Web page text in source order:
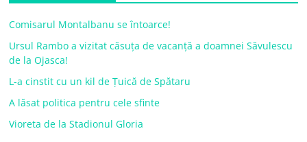
Comisarul Montalbanu se întoarce!
Ursul Rambo a vizitat căsuța de vacanță a doamnei Săvulescu
de la Ojasca!
L-a cinstit cu un kil de Țuică de Spătaru
A lăsat politica pentru cele sfinte
Vioreta de la Stadionul Gloria